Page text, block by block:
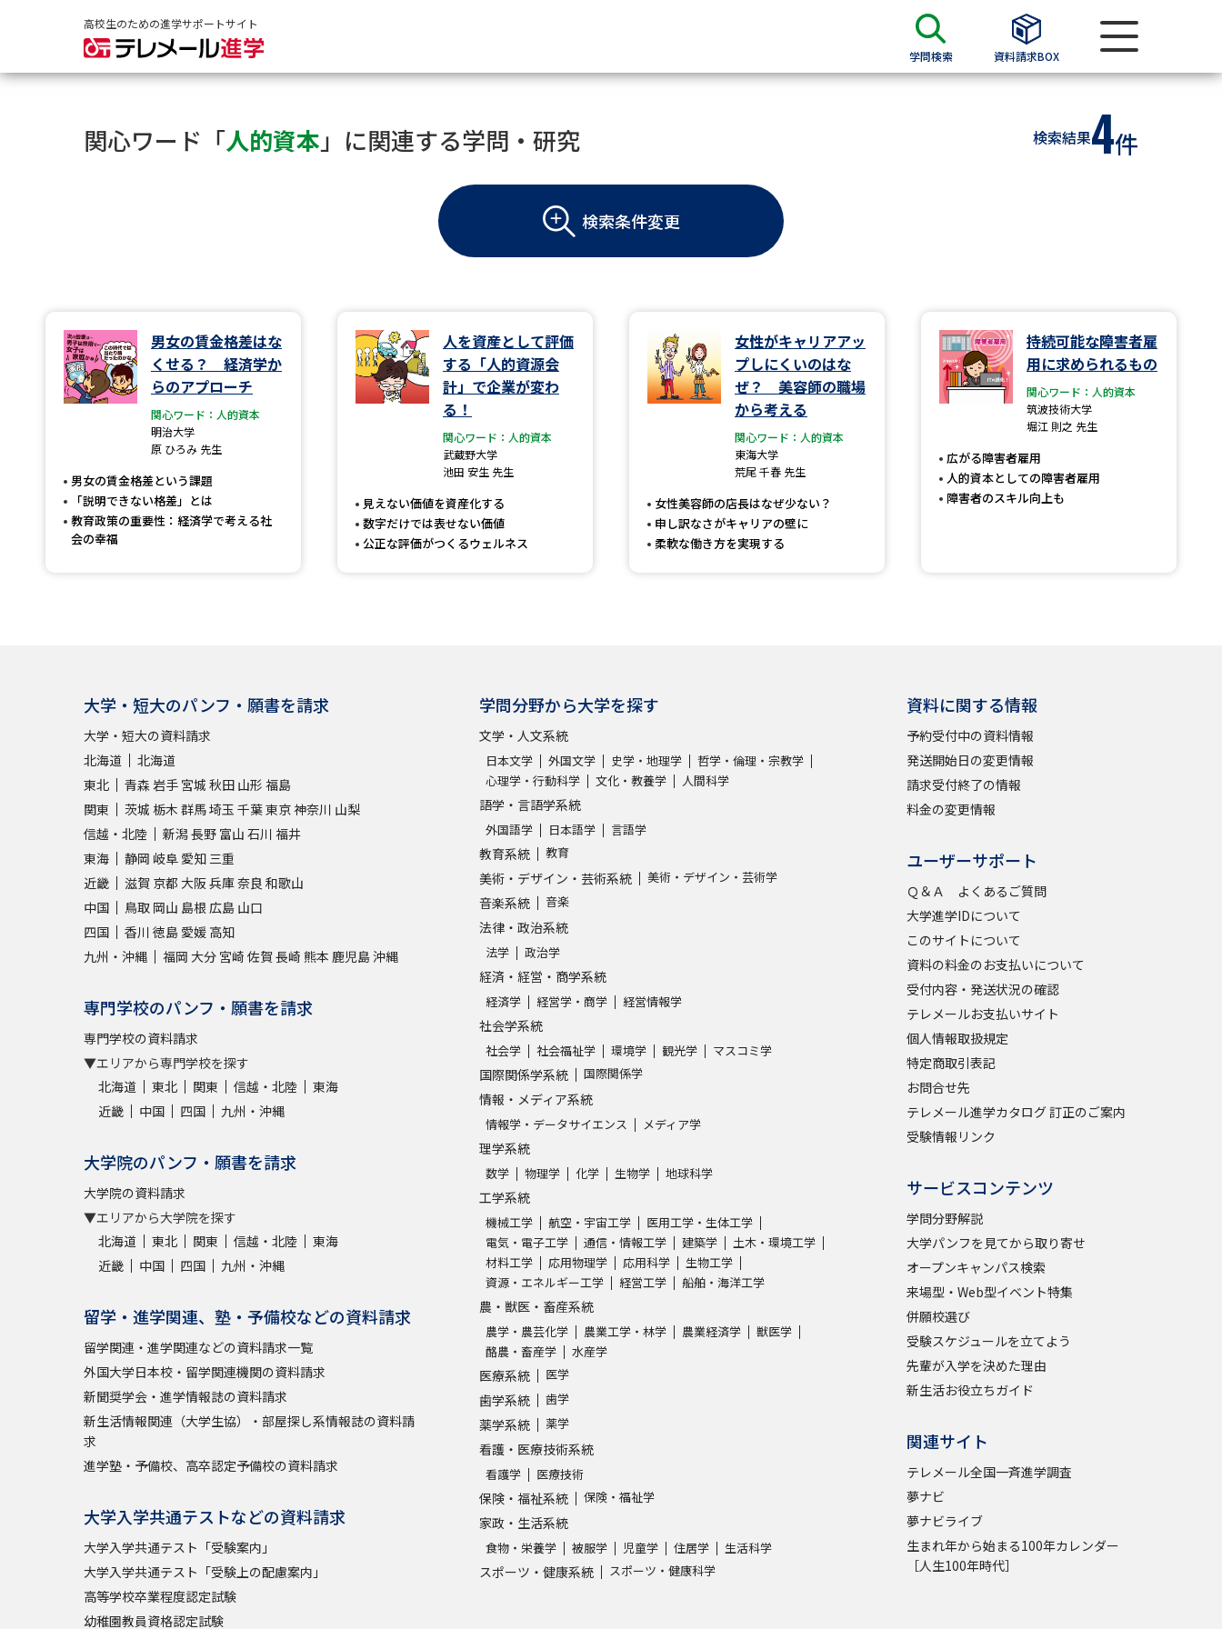
高校生のための進学サポートサイト
学問検索 資料請求BOX
大学・短大の資料種類から請求
大学パンフ
学部・学科パンフ
総合型選抜・学校推薦型選抜 募集要項＆願書
大学・短大以外の資料から請求
専門学校の資料請求 大学院の資料請求
留学・進学関連、塾・予備校
大学入学共通テスト「受験案内」の請求
大学入学共通テスト「受験上の配慮案内」の請求
小学校教員資格認定試験
高等学校（情報）教員資格認定試験
新増設大学・学部・学科特集
国際・グローバルに強い大学特集
データサイエンス特集
デジタルパンフレット
進路の３択
新学年スタート号特集ページ（高3生用）
新学年スタート号特集ページ（高2生用）
SELFBRAND特集ページ
オープンキャンパスなどを調べる
オープンキャンパス検索
受験準備 資料検索
志望校・出願校を調べる
テレメール全国一斉進学調査
学問発見 学問検索
大学で学びたい学問発見
学問のミニ講義「夢ナビ講義」 学問の教科書 夢ナビライブ
ユーザーサポート
Ｑ＆Ａ よくあるご質問
このサイトについて
資料の料金のお支払いについて 受付内容・発送状況の確認 テレメール お支払いサイト
個人情報取扱規定
特定商取引表記
関心ワード「人的資本」に関連する学問・研究 検索結果4件
検索条件変更
男女の賃金格差はな
くせる？ 経済学か
らのアプローチ
関心ワード：人的資本
明治大学
原 ひろみ 先生
男女の賃金格差という課題
「説明できない格差」とは
教育政策の重要性：経済学で考える社
会の幸福
人を資産として評価
する「人的資源会
計」で企業が変わ
る！
関心ワード：人的資本
武蔵野大学
池田 安生 先生
見えない価値を資産化する
数字だけでは表せない価値
公正な評価がつくるウェルネス
女性がキャリアアッ
プしにくいのはな
ぜ？ 美容師の職場
から考える
関心ワード：人的資本
東海大学
荒尾 千春 先生
女性美容師の店長はなぜ少ない？
申し訳なさがキャリアの壁に
柔軟な働き方を実現する
持続可能な障害者雇
用に求められるもの
関心ワード：人的資本
筑波技術大学
堀江 則之 先生
広がる障害者雇用
人的資本としての障害者雇用
障害者のスキル向上も
大学・短大のパンフ・願書を請求
大学・短大の資料請求
北海道
北海道
東北
青森 岩手 宮城 秋田 山形 福島
関東
茨城 栃木 群馬埼玉 千葉東京神奈川 山梨
信越・北陸
新潟長野 富山 石川 福井
東海
静岡 岐阜 愛知 三重
近畿
滋賀 京都 大阪兵庫奈良 和歌山
中国
鳥取 岡山 島根 広島 山口
四国
香川 徳島 愛媛 高知
九州・沖縄
福岡 大分 宮崎 佐賀 長崎 熊本 鹿児島沖縄
専門学校のパンフ・願書を請求
専門学校の資料請求
▼エリアから専門学校を探す
北海道
東北 関東 信越・北陸
東海
近畿
中国 四国 九州・沖縄
大学院のパンフ・願書を請求
大学院の資料請求
▼エリアから大学院を探す
北海道
東北 関東 信越・北陸
東海
近畿
中国 四国 九州・沖縄
留学・進学関連、塾・予備校などの資料請求
留学関連・進学関連などの資料請求一覧
外国大学日本校・留学関連機関の資料請求
新聞奨学会・進学情報誌の資料請求
新生活情報関連（大学生協）・部屋探し系情報誌の資料請
求
進学塾・予備校、高卒認定予備校の資料請求
大学入学共通テストなどの資料請求
大学入学共通テスト「受験案内」
大学入学共通テスト「受験上の配慮案内」
高等学校卒業程度認定試験
幼稚園教員資格認定試験
学問分野から大学を探す
文学・人文系統
日本文学 外国文学 史学・地理学
哲学・倫理・宗教学
心理学・行動科学
文化・教養学 人間科学
語学・言語学系統
外国語学 日本語学 言語学
教育系統 教育
美術・デザイン・芸術系統 美術・デザイン・芸術学
音楽系統 音楽
法律・政治系統
法学 政治学
経済・経営・商学系統
経済学 経営学・商学 経営情報学
社会学系統
社会学 社会福祉学 環境学 観光学 マスコミ学
国際関係学系統 国際関係学
情報・メディア系統
情報学・データサイエンス メディア学
理学系統
数学 物理学 化学 生物学 地球科学
工学系統
機械工学 航空・宇宙工学
医用工学・生体工学
電気・電子工学
通信・情報工学 建築学
土木・環境工学
材料工学
応用物理学 応用科学
生物工学
資源・エネルギー工学
経営工学 船舶・海洋工学
農・獣医・畜産系統
農学・農芸化学 農業工学・林学 農業経済学
獣医学
酪農・畜産学
水産学
医療系統 医学
歯学系統 歯学
薬学系統 薬学
看護・医療技術系統
看護学 医療技術
保険・福祉系統 保険・福祉学
家政・生活系統
食物・栄養学 被服学 児童学 住居学 生活科学
スポーツ・健康系統 スポーツ・健康科学
資料に関する情報
予約受付中の資料情報
発送開始日の変更情報
請求受付終了の情報
料金の変更情報
ユーザーサポート
Ｑ＆Ａ よくあるご質問
大学進学IDについて
このサイトについて
資料の料金のお支払いについて
受付内容・発送状況の確認
テレメールお支払いサイト
個人情報取扱規定
特定商取引表記
お問合せ先
テレメール進学カタログ 訂正のご案内
受験情報リンク
サービスコンテンツ
学問分野解説
大学パンフを見てから取り寄せ
オープンキャンパス検索
来場型・Web型イベント特集
併願校選び
受験スケジュールを立てよう
先輩が入学を決めた理由
新生活お役立ちガイド
関連サイト
テレメール全国一斉進学調査
夢ナビ
夢ナビライブ
生まれ年から始まる100年カレンダー
［人生100年時代］